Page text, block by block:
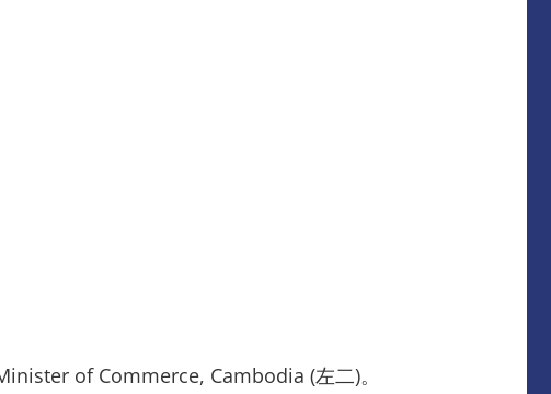
of Commerce, Cambodia (左二)。